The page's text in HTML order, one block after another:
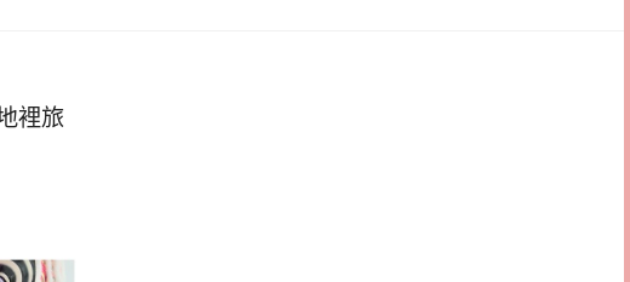
裡旅